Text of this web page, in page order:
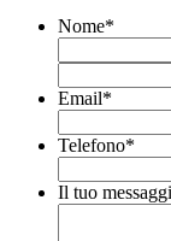
Nome*
Email*
Telefono*
Il tuo